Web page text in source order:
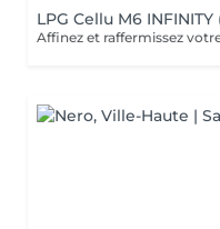
LPG Cellu M6 INFINITY